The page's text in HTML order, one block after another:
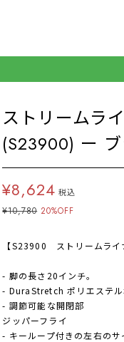
ストリームラ
(S23900) ー
¥8,624 税込
¥10,780 20%OFF
【S23900 ストリームライ
- 脚の長さ20インチ。
- DuraStretch ポリエステ
- 調節可能な開閉部
ジッパーフライ
- キーループ付きの左右の